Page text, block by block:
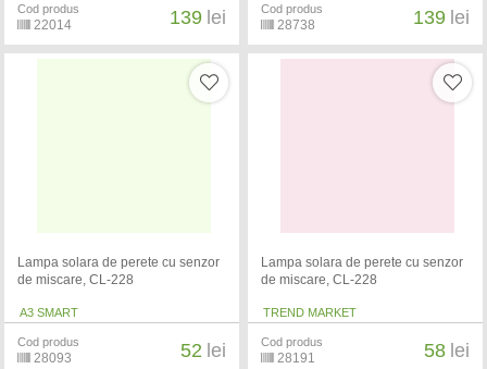
Cod produs
22014 139 lei Cod produs
28738 139 lei
Lampa solara de perete cu senzor
de miscare, CL-228
A3 SMART
Cod produs
28093 52 lei
Lampa solara de perete cu senzor
de miscare, CL-228
TREND MARKET
Cod produs
28191 58 lei